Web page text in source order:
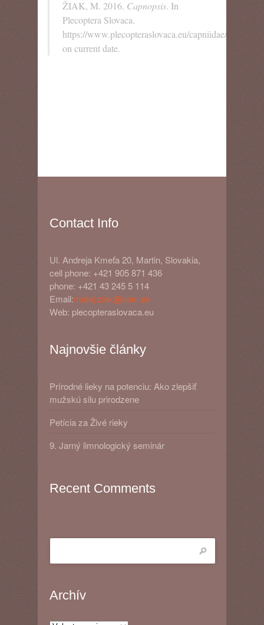
ŽIAK, M. 2016. Capnopsis. In
Plecoptera Slovaca.
https://www.plecopteraslovaca.eu/capniidae/
on current date.
Contact Info
Ul. Andreja Kmeťa 20, Martin, Slovakia,
cell phone: +421 905 871 436
phone: +421 43 245 5 114
Email:matej.ziak@snm.sk
Web: plecopteraslovaca.eu
Najnovšie články
Prírodné lieky na potenciu: Ako zlepšiť
mužskú silu prirodzene
Petícia za Živé rieky
9. Jarný limnologický seminár
Recent Comments
Archív